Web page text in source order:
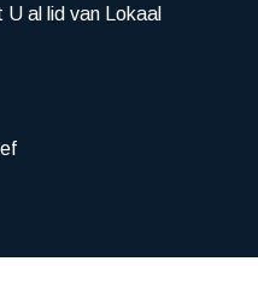
al lid van Lokaal